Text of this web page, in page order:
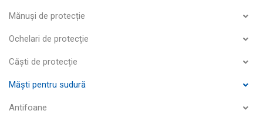
Mănuși de protecție
Ochelari de protecție
Căști de protecție
Măști pentru sudură
Antifoane